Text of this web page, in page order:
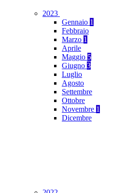
2023
Gennaio 1
Febbraio
Marzo 1
Aprile
Maggio 5
Giugno 3
Luglio
Agosto
Settembre
Ottobre
Novembre 1
Dicembre